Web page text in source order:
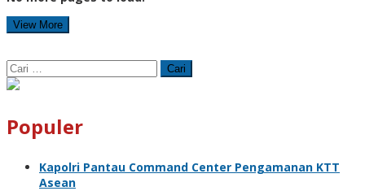
View More
Cari
untuk:
Populer
Kapolri Pantau Command Center Pengamanan KTT
Asean